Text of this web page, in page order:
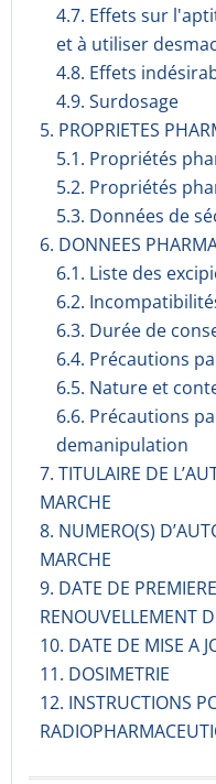
4.7. Effets sur
et à utiliser
4.8. Effets
4.9. Surdosage
5. PROPRIETES
5.1. Propriétés
5.2. Propriétés
5.3. Données de
6. DONNEES
6.1. Liste des
6.2.
6.3. Durée de
6.4. Précautions
6.5. Nature et
6.6. Précautions
demanipulation
7. TITULAIRE DE
MARCHE
8. NUMERO(S)
MARCHE
9. DATE DE
RENOUVELLEMENT
10. DATE DE MISE A
11. DOSIMETRIE
12. INSTRUCTIONS